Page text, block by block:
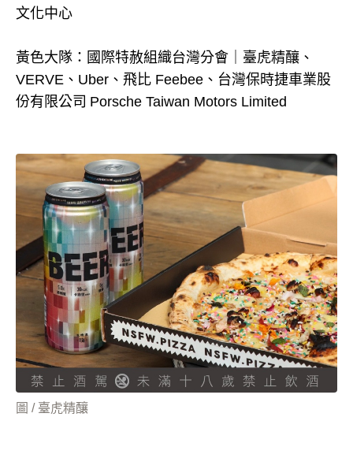
文化中心
黃色大隊：國際特赦組織台灣分會｜臺虎精釀、
VERVE、Uber、飛比 Feebee、台灣保時捷車業股
份有限公司 Porsche Taiwan Motors Limited
圖 / 臺虎精釀